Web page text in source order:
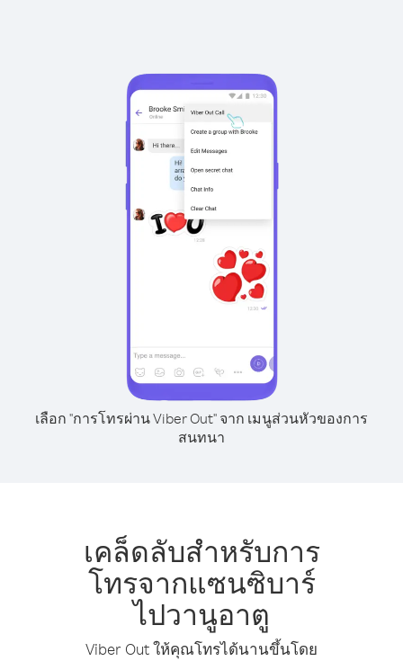
เลือก "การโทรผ่าน Viber Out" จาก เมนูส่วนหัวของการ
สนทนา
เคล็ดลับสำหรับการ
โทรจากแซนซิบาร์
ไปวานูอาตู
Viber Out ให้คุณโทรได้นานขึ้นโดย